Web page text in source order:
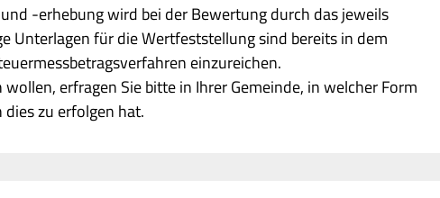
-erhebung wird bei der Bewertung durch das jeweils
Unterlagen für die Wertfeststellung sind bereits in dem
einzureichen.
erfragen Sie bitte in Ihrer Gemeinde, in welcher Form
zu erfolgen hat.